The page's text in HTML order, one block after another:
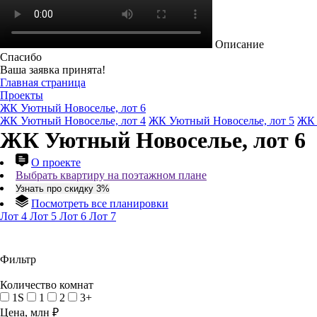
Описание
Спасибо
Ваша заявка принята!
Главная страница
Проекты
ЖК Уютный Новоселье, лот 6
ЖК Уютный Новоселье, лот 4 ЖК Уютный Новоселье, лот 5 ЖК
ЖК Уютный Новоселье, лот 6
О проекте
Выбрать квартиру на поэтажном плане
Узнать про скидку 3%
Посмотреть все планировки
Лот 4 Лот 5 Лот 6 Лот 7
Фильтр
Количество комнат
1S
1 2
3+
Цена, млн ₽